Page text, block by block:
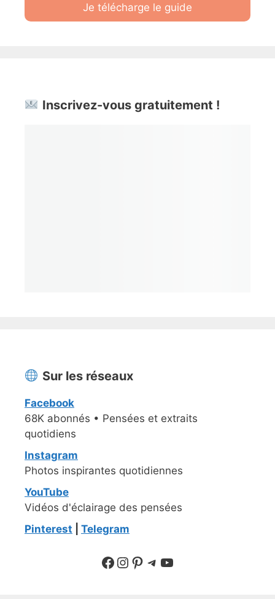
Je télécharge le guide
Inscrivez-vous gratuitement !
Sur les réseaux
Facebook
68K abonnés • Pensées et extraits
quotidiens
Instagram
Photos inspirantes quotidiennes
YouTube
Vidéos d'éclairage des pensées
Pinterest
Telegram
Suivre sur Facebook
Suivre sur Instagram
Pinterest
Sur Telegram
YouTube